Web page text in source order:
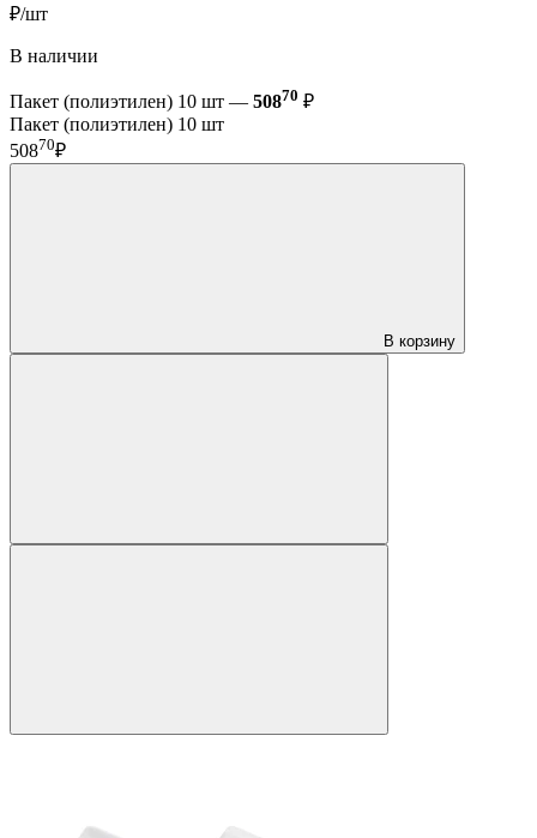
₽/шт
В наличии
Пакет (полиэтилен) 10 шт — 50870 ₽
Пакет (полиэтилен) 10 шт
50870₽
В корзину